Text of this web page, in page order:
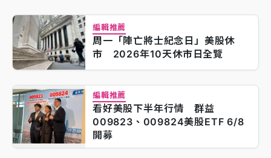
編輯推薦
周一「陣亡將士紀念日」美股休
市 2026年10天休市日全覽
編輯推薦
看好美股下半年行情 群益
009823、009824美股ETF 6/8
開募